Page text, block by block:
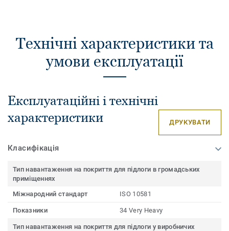
Технічні характеристики та
умови експлуатації
Експлуатаційні і технічні
характеристики
ДРУКУВАТИ
Класифікація
Тип навантаження на покриття для підлоги в громадських
приміщеннях
Міжнародний стандарт
ISO 10581
Показники 34 Very Heavy
Тип навантаження на покриття для підлоги у виробничих